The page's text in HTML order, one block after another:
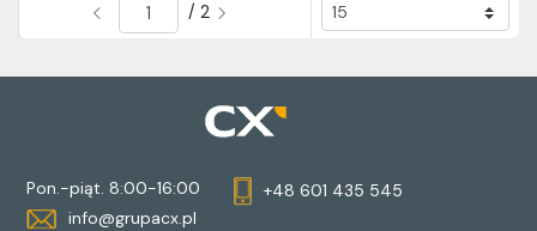
/ 2
Pon.-piąt. 8:00-16:00
+48 601 435 545
info@grupacx.pl